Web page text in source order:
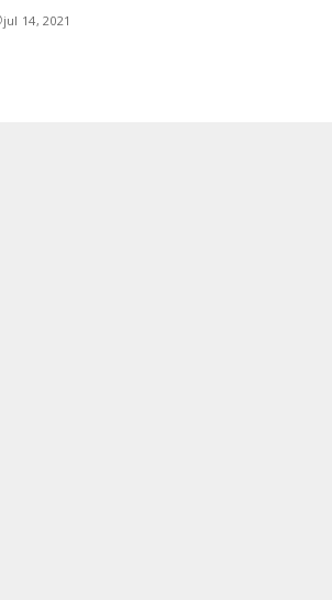
jul 14, 2021